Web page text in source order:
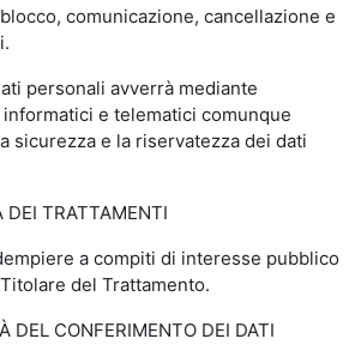
comunicazione, cancellazione e
personali avverrà mediante
e telematici comunque
sicurezza e la riservatezza dei dati
DEI TRATTAMENTI
a compiti di interesse pubblico
del Trattamento.
DEL CONFERIMENTO DEI DATI